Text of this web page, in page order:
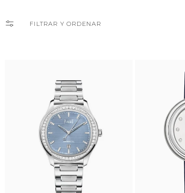
FILTRAR Y ORDENAR